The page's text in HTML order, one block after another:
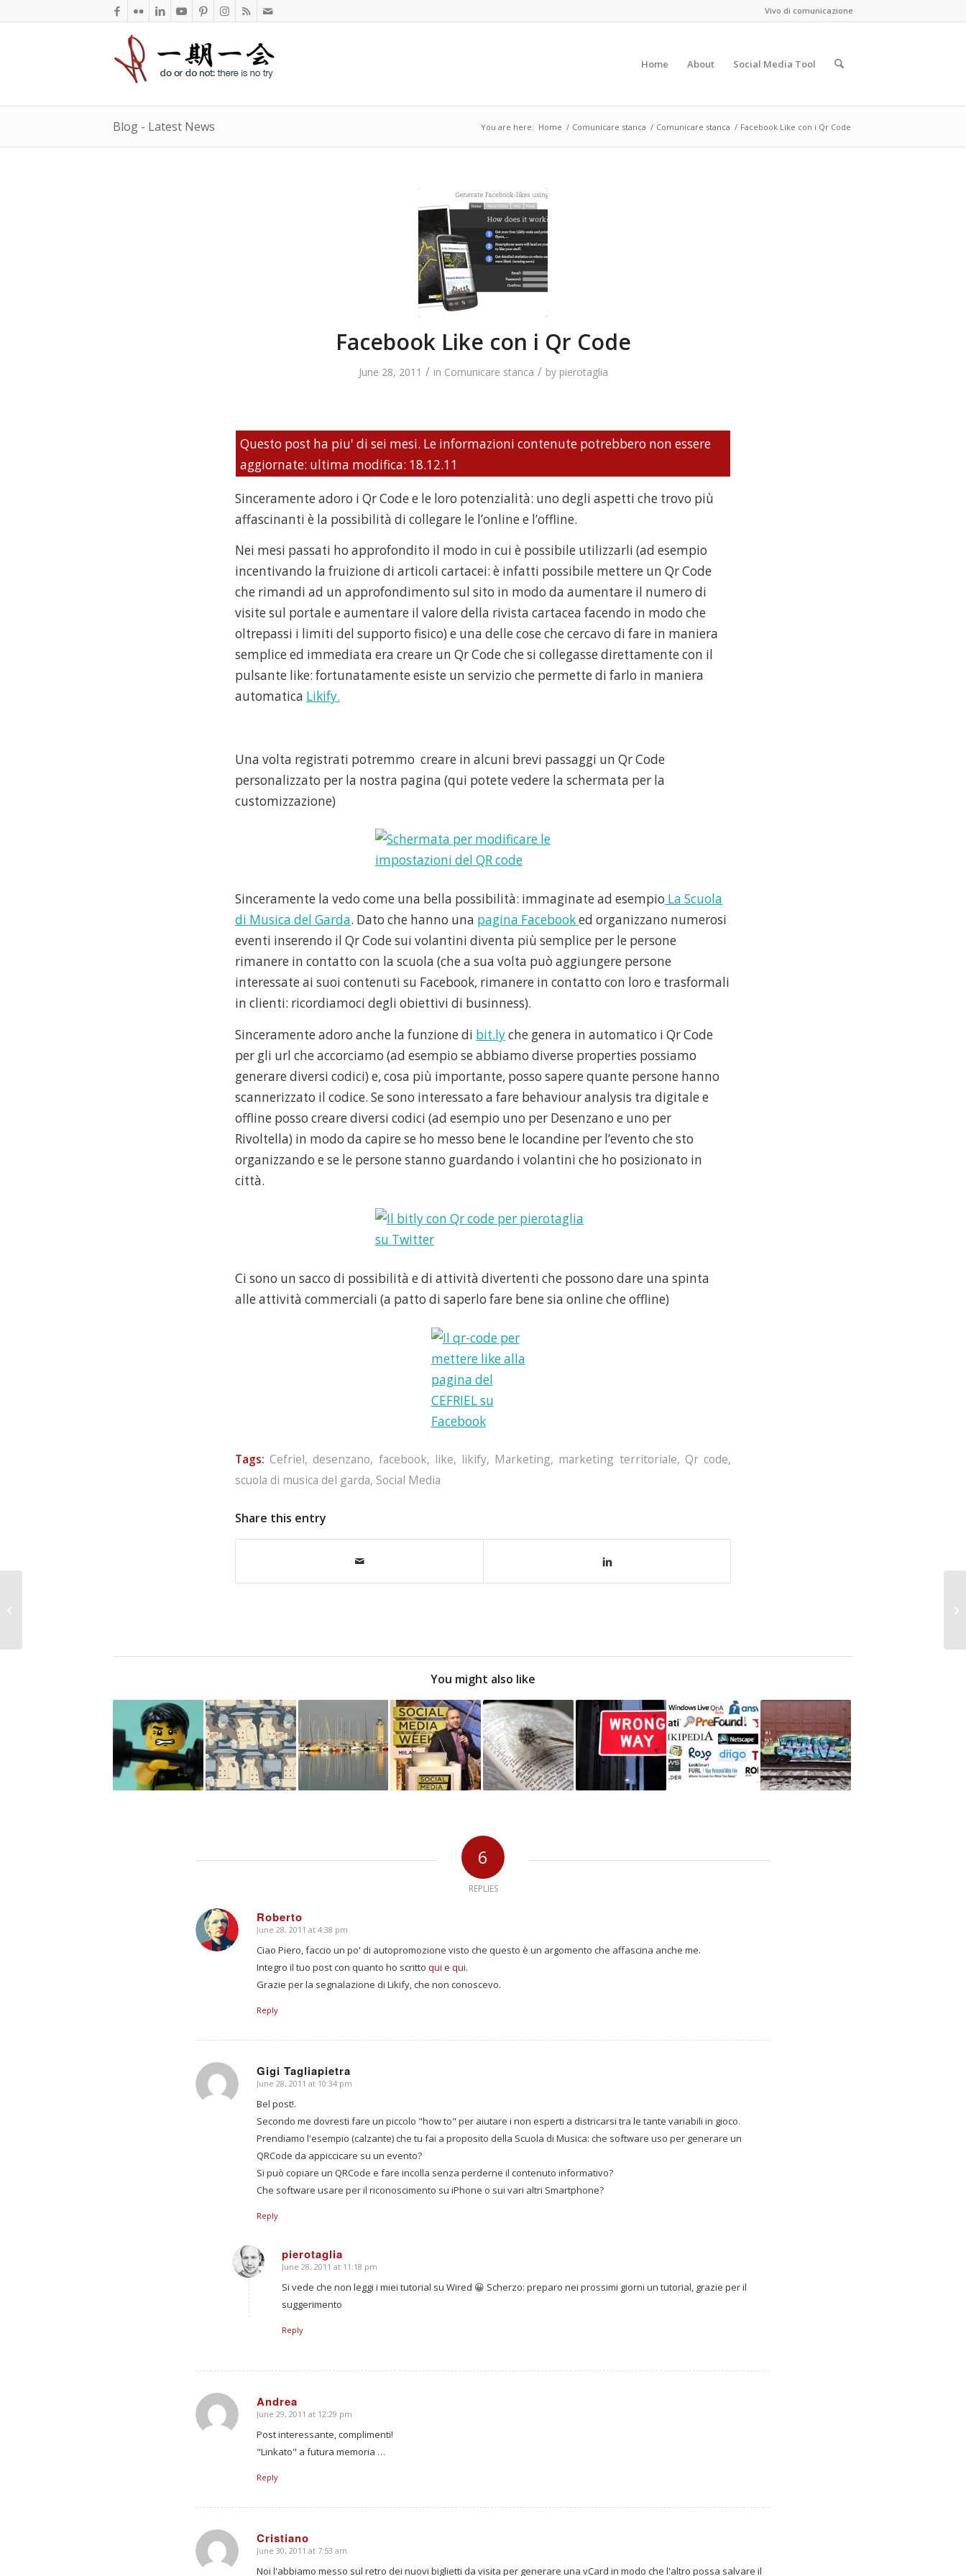
Vivo di comunicazione
Home About Social Media Tool
Blog - Latest News You are here: Home / Comunicare stanca / Comunicare stanca / Facebook Like con i Qr Code
Facebook Like con i Qr Code
June 28, 2011 / in Comunicare stanca / by pierotaglia
Questo post ha piu' di sei mesi. Le informazioni contenute potrebbero non essere
aggiornate: ultima modifica: 18.12.11
Sinceramente adoro i Qr Code e le loro potenzialità: uno degli aspetti che trovo più
affascinanti è la possibilità di collegare le l’online e l’offline.
Nei mesi passati ho approfondito il modo in cui è possibile utilizzarli (ad esempio
incentivando la fruizione di articoli cartacei: è infatti possibile mettere un Qr Code
che rimandi ad un approfondimento sul sito in modo da aumentare il numero di
visite sul portale e aumentare il valore della rivista cartacea facendo in modo che
oltrepassi i limiti del supporto fisico) e una delle cose che cercavo di fare in maniera
semplice ed immediata era creare un Qr Code che si collegasse direttamente con il
pulsante like: fortunatamente esiste un servizio che permette di farlo in maniera
automatica Likify.
Una volta registrati potremmo creare in alcuni brevi passaggi un Qr Code
personalizzato per la nostra pagina (qui potete vedere la schermata per la
customizzazione)
Sinceramente la vedo come una bella possibilità: immaginate ad esempio La Scuola
di Musica del Garda. Dato che hanno una pagina Facebooked organizzano numerosi
eventi inserendo il Qr Code sui volantini diventa più semplice per le persone
rimanere in contatto con la scuola (che a sua volta può aggiungere persone
interessate ai suoi contenuti su Facebook, rimanere in contatto con loro e trasformali
in clienti: ricordiamoci degli obiettivi di businness).
Sinceramente adoro anche la funzione di bit.lyche genera in automatico i Qr Code
per gli url che accorciamo (ad esempio se abbiamo diverse properties possiamo
generare diversi codici) e, cosa più importante, posso sapere quante persone hanno
scannerizzato il codice. Se sono interessato a fare behaviour analysis tra digitale e
offline posso creare diversi codici (ad esempio uno per Desenzano e uno per
Rivoltella) in modo da capire se ho messo bene le locandine per l’evento che sto
organizzando e se le persone stanno guardando i volantini che ho posizionato in
città.
Ci sono un sacco di possibilità e di attività divertenti che possono dare una spinta
alle attività commerciali (a patto di saperlo fare bene sia online che offline)
Tags: Cefriel,desenzano, facebook, like, likify, Marketing, marketing territoriale, Qr code,
scuola di musica del garda, Social Media
Share this entry
You might also like
6
REPLIES
Roberto
says:
June 28, 2011 at 4:38 pm
Ciao Piero, faccio un po' di autopromozione visto che questo è un argomento che affascina anche me.
Integro il tuo post con quanto ho scritto qui e qui.
Grazie per la segnalazione di Likify, che non conoscevo.
Reply
Gigi Tagliapietra
says:
June 28, 2011 at 10:34 pm
Bel post!.
Secondo me dovresti fare un piccolo "how to" per aiutare i non esperti a districarsi tra le tante variabili in gioco.
Prendiamo l'esempio (calzante) che tu fai a proposito della Scuola di Musica: che software uso per generare un
QRCode da appiccicare su un evento?
Si può copiare un QRCode e fare incolla senza perderne il contenuto informativo?
Che software usare per il riconoscimento su iPhone o sui vari altri Smartphone?
Reply
pierotaglia
says:
June 28, 2011 at 11:18 pm
Si vede che non leggi i miei tutorial su Wired 😀 Scherzo: preparo nei prossimi giorni un tutorial, grazie per il
suggerimento
Reply
Andrea
says:
June 29, 2011 at 12:29 pm
Post interessante, complimenti!
"Linkato" a futura memoria …
Reply
Cristiano
says:
June 30, 2011 at 7:53 am
Noi l'abbiamo messo sul retro dei nuovi biglietti da visita per generare una vCard in modo che l'altro possa salvare il